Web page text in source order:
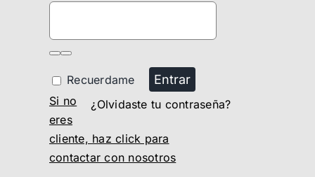
Recuerdame Entrar
¿Olvidaste tu contraseña?
Si no
eres
cliente, haz click para
contactar con nosotros